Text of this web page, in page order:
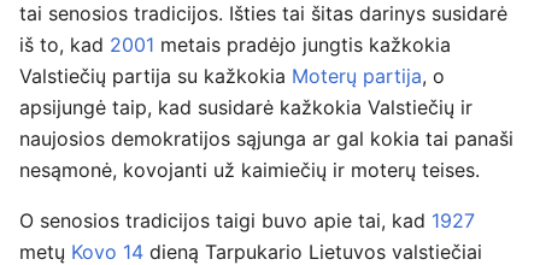
tai senosios tradicijos. Išties tai šitas darinys susidarė
iš to, kad 2001 metais pradėjo jungtis kažkokia
Valstiečių partija su kažkokia Moterų partija, o
apsijungė taip, kad susidarė kažkokia Valstiečių ir
naujosios demokratijos sąjunga ar gal kokia tai panaši
nesąmonė, kovojanti už kaimiečių ir moterų teises.
O senosios tradicijos taigi buvo apie tai, kad 1927
metų Kovo 14 dieną Tarpukario Lietuvos valstiečiai